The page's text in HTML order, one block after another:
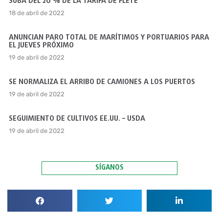
18 de abril de 2022
ANUNCIAN PARO TOTAL DE MARÍTIMOS Y PORTUARIOS PARA
EL JUEVES PRÓXIMO
19 de abril de 2022
SE NORMALIZA EL ARRIBO DE CAMIONES A LOS PUERTOS
19 de abril de 2022
SEGUIMIENTO DE CULTIVOS EE.UU. – USDA
19 de abril de 2022
SÍGANOS